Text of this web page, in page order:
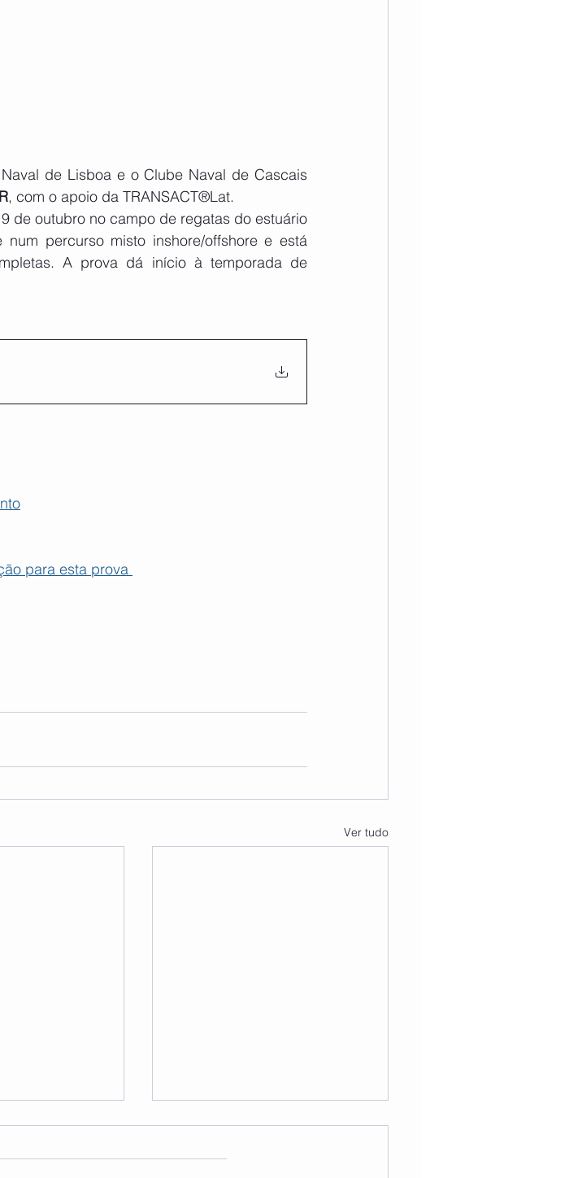
de Lisboa e o Clube Naval de Cascais
, com o apoio da TRANSACT®Lat.
de outubro no campo de regatas do estuário
percurso misto inshore/offshore e está
A prova dá início à temporada de
para esta prova
Ver tudo